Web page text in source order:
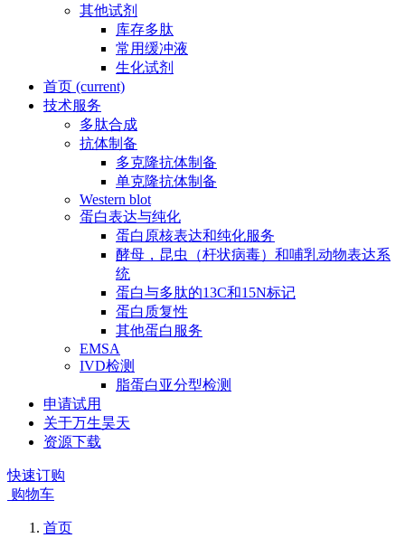
其他试剂
库存多肽
常用缓冲液
生化试剂
首页 (current)
技术服务
多肽合成
抗体制备
多克隆抗体制备
单克隆抗体制备
Western blot
蛋白表达与纯化
蛋白原核表达和纯化服务
酵母，昆虫（杆状病毒）和哺乳动物表达系
统
蛋白与多肽的13C和15N标记
蛋白质复性
其他蛋白服务
EMSA
IVD检测
脂蛋白亚分型检测
申请试用
关于万生昊天
资源下载
快速订购
购物车
首页